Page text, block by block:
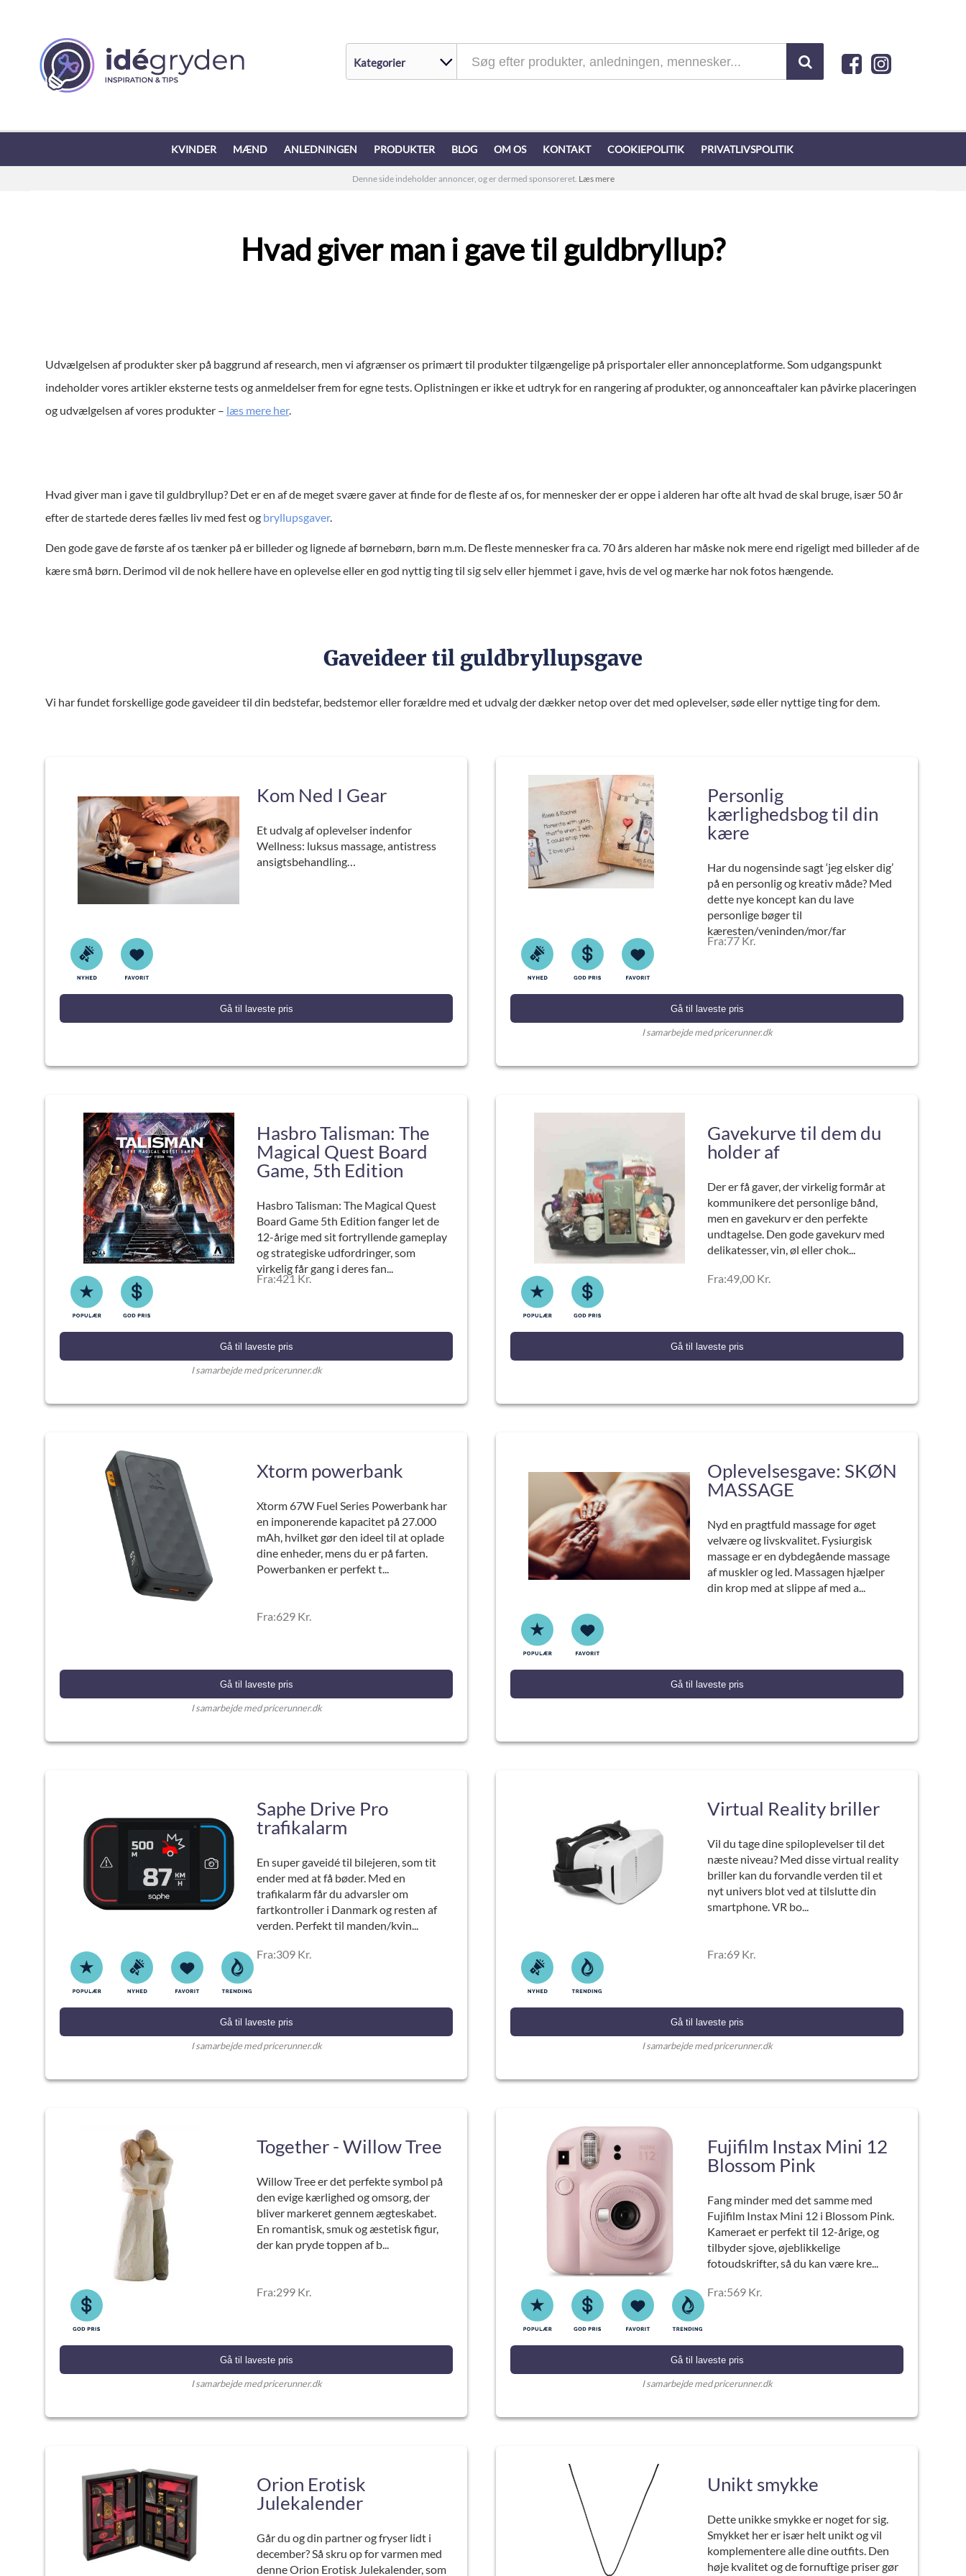
KVINDER MÆND ANLEDNINGEN PRODUKTER BLOG OM OS KONTAKT COOKIEPOLITIK PRIVATLIVSPOLITIK
Denne side indeholder annoncer, og er dermed sponsoreret. Læs mere
Hvad giver man i gave til guldbryllup?
Udvælgelsen af produkter sker på baggrund af research, men vi afgrænser os primært til produkter tilgængelige på prisportaler eller annonceplatforme. Som udgangspunkt
indeholder vores artikler eksterne tests og anmeldelser frem for egne tests. Oplistningen er ikke et udtryk for en rangering af produkter, og annonceaftaler kan påvirke placeringen
og udvælgelsen af vores produkter – læs mere her.
Hvad giver man i gave til guldbryllup? Det er en af de meget svære gaver at finde for de fleste af os, for mennesker der er oppe i alderen har ofte alt hvad de skal bruge, især 50 år
efter de startede deres fælles liv med fest og bryllupsgaver.
Den gode gave de første af os tænker på er billeder og lignede af børnebørn, børn m.m. De fleste mennesker fra ca. 70 års alderen har måske nok mere end rigeligt med billeder af de
kære små børn. Derimod vil de nok hellere have en oplevelse eller en god nyttig ting til sig selv eller hjemmet i gave, hvis de vel og mærke har nok fotos hængende.
Gaveideer til guldbryllupsgave
Vi har fundet forskellige gode gaveideer til din bedstefar, bedstemor eller forældre med et udvalg der dækker netop over det med oplevelser, søde eller nyttige ting for dem.
Kom Ned I Gear
Et udvalg af oplevelser indenfor
Wellness: luksus massage, antistress
ansigtsbehandling…
Gå til laveste pris
Personlig
kærlighedsbog til din
kære
Har du nogensinde sagt ‘jeg elsker dig’
på en personlig og kreativ måde? Med
dette nye koncept kan du lave
personlige bøger til
kæresten/veninden/mor/far
Fra:77 Kr.
Gå til laveste pris
I samarbejde med pricerunner.dk
Hasbro Talisman: The
Magical Quest Board
Game, 5th Edition
Hasbro Talisman: The Magical Quest
Board Game 5th Edition fanger let de
12-årige med sit fortryllende gameplay
og strategiske udfordringer, som
virkelig får gang i deres fan...
Fra:421 Kr.
Gå til laveste pris
I samarbejde med pricerunner.dk
Gavekurve til dem du
holder af
Der er få gaver, der virkelig formår at
kommunikere det personlige bånd,
men en gavekurv er den perfekte
undtagelse. Den gode gavekurv med
delikatesser, vin, øl eller chok...
Fra:49,00 Kr.
Gå til laveste pris
Xtorm powerbank
Xtorm 67W Fuel Series Powerbank har
en imponerende kapacitet på 27.000
mAh, hvilket gør den ideel til at oplade
dine enheder, mens du er på farten.
Powerbanken er perfekt t...
Fra:629 Kr.
Gå til laveste pris
I samarbejde med pricerunner.dk
Oplevelsesgave: SKØN
MASSAGE
Nyd en pragtfuld massage for øget
velvære og livskvalitet. Fysiurgisk
massage er en dybdegående massage
af muskler og led. Massagen hjælper
din krop med at slippe af med a...
Gå til laveste pris
Saphe Drive Pro
trafikalarm
En super gaveidé til bilejeren, som tit
ender med at få bøder. Med en
trafikalarm får du advarsler om
fartkontroller i Danmark og resten af
verden. Perfekt til manden/kvin...
Fra:309 Kr.
Gå til laveste pris
I samarbejde med pricerunner.dk
Virtual Reality briller
Vil du tage dine spiloplevelser til det
næste niveau? Med disse virtual reality
briller kan du forvandle verden til et
nyt univers blot ved at tilslutte din
smartphone. VR bo...
Fra:69 Kr.
Gå til laveste pris
I samarbejde med pricerunner.dk
Together - Willow Tree
Willow Tree er det perfekte symbol på
den evige kærlighed og omsorg, der
bliver markeret gennem ægteskabet.
En romantisk, smuk og æstetisk figur,
der kan pryde toppen af b...
Fra:299 Kr.
Gå til laveste pris
I samarbejde med pricerunner.dk
Fujifilm Instax Mini 12
Blossom Pink
Fang minder med det samme med
Fujifilm Instax Mini 12 i Blossom Pink.
Kameraet er perfekt til 12-årige, og
tilbyder sjove, øjeblikkelige
fotoudskrifter, så du kan være kre...
Fra:569 Kr.
Gå til laveste pris
I samarbejde med pricerunner.dk
Orion Erotisk
Julekalender
Går du og din partner og fryser lidt i
december? Så skru op for varmen med
denne Orion Erotisk Julekalender, som
Unikt smykke
Dette unikke smykke er noget for sig.
Smykket her er især helt unikt og vil
komplementere alle dine outfits. Den
høje kvalitet og de fornuftige priser gør